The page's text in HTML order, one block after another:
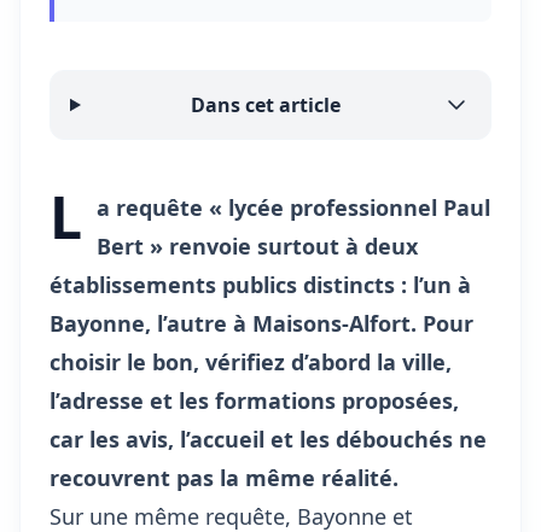
Dans cet article
L a requête « lycée professionnel Paul
Bert » renvoie surtout à deux
établissements publics distincts : l’un à
Bayonne, l’autre à Maisons-Alfort. Pour
choisir le bon, vérifiez d’abord la ville,
l’adresse et les formations proposées,
car les avis, l’accueil et les débouchés ne
recouvrent pas la même réalité.
Sur une même requête, Bayonne et